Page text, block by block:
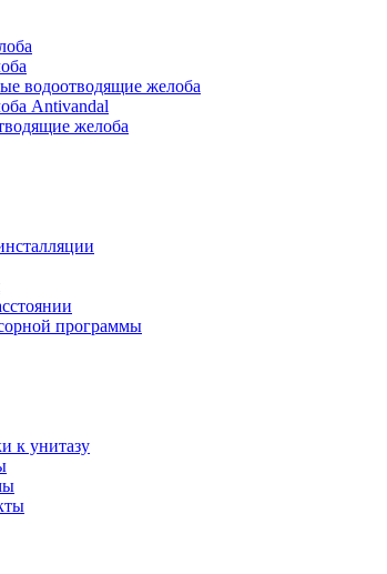
водоотводящие желоба
Antivandal
желоба
программы
к унитазу